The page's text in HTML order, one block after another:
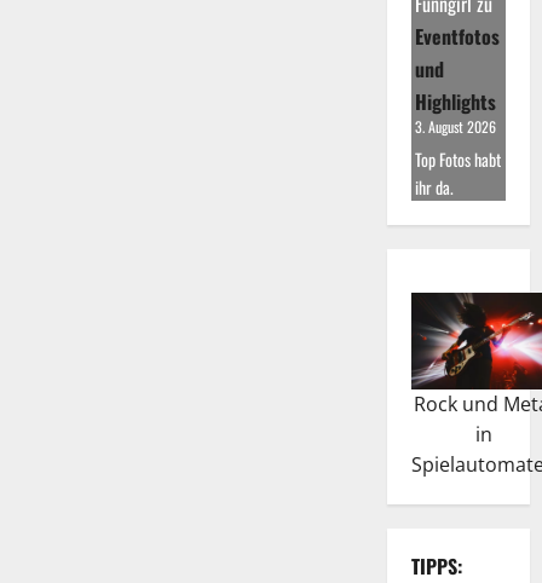
Eventfotos
und
Highlights
3. August 2026
Top Fotos habt
ihr da.
Rock und
in
TIPPS: